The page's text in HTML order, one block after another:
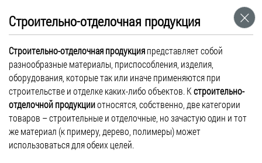
Строительно-отделочная продукция
Строительно-отделочная продукцияпредставляет собой
разнообразные материалы, приспособления, изделия,
оборудования, которые так или иначе применяются при
строительстве и отделке каких-либо объектов. Кстроительно-
отделочной продукцииотносятся, собственно, две категории
товаров – строительные и отделочные, но зачастую один и тот
же материал (к примеру, дерево, полимеры) может
использоваться для обеих целей.
ГОСТ 23166-99 «Блоки оконные. Общие
технические условия» подвергся
изменениям
Сентябрь 01, 2016
Новости
ГОСТ 23166-99 «Блоки оконные. Общие технические условия»
подвергся изменениям – в него добавлены два новых
требования. В первую очередь, все оконные блоки должны быть
оснащены системой параллельно-выдвижного открывания, что